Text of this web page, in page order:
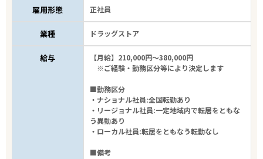
雇用形態 正社員
業種 ドラッグストア
給与
【月給】210,000円～380,000円
※ご経験・勤務区分等により決定します
■勤務区分
・ナショナル社員:全国転勤あり
・リージョナル社員:一定地域内で転居をともな
う異動あり
・ローカル社員:転居をともなう転勤なし
■備考